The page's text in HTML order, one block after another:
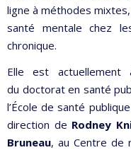
ligne à méthodes
santé mentale chez
chronique.
Elle est
du doctorat en santé
l’École de santé
direction de Rodney
Bruneau, au Centre de